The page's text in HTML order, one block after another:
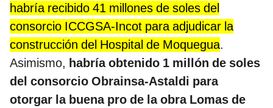
habría recibido 41 millones de soles del
consorcio ICCGSA-Incot para adjudicar la
construcción del Hospital de Moquegua.
Asimismo, habría obtenido 1 millón de soles
del consorcio Obrainsa-Astaldi para
otorgar la buena pro de la obra Lomas de